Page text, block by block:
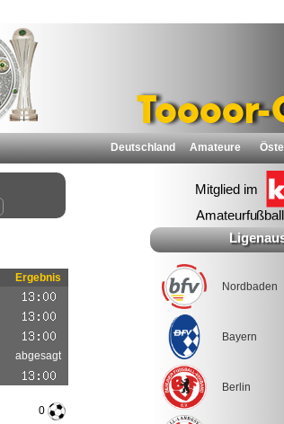
Deutschland Amateure
Ergebnis
abgesagt
0
Nordbaden
Bayern
Berlin